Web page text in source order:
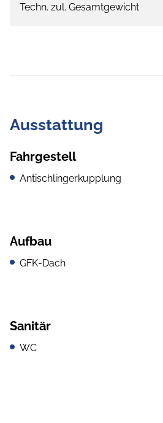
Techn. zul. Gesamtgewicht
Ausstattung
Fahrgestell
Antischlingerkupplung
Aufbau
GFK-Dach
Sanitär
WC